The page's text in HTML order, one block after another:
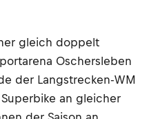
gleich doppelt
Oschersleben
der Langstrecken-WM
an gleicher